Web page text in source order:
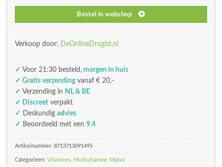
Bestel in webshop
Verkoop door: DeOnlineDrogist.nl
✓ Voor 21:30 besteld, morgen in huis
✓ Gratis verzendingvanaf € 20,-
✓ Verzending in NL & BE
✓ Discreet verpakt
✓
Deskundig advies
✓ Beoordeeld met een 9.4
Artikelnummer: 8713713091495
Categorieën: Vitamines Multivitamine 50plus